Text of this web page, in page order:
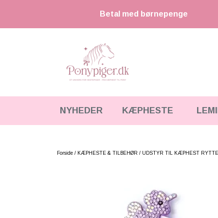
Betal med børnepenge
NYHEDER KÆPHESTE
STRIGLER & TILBEHØR
LEMIEUX MINI TOY PONY & TILBEHØR
Forside KÆPHESTE & TILBEHØR UDSTYR TIL KÆPHEST